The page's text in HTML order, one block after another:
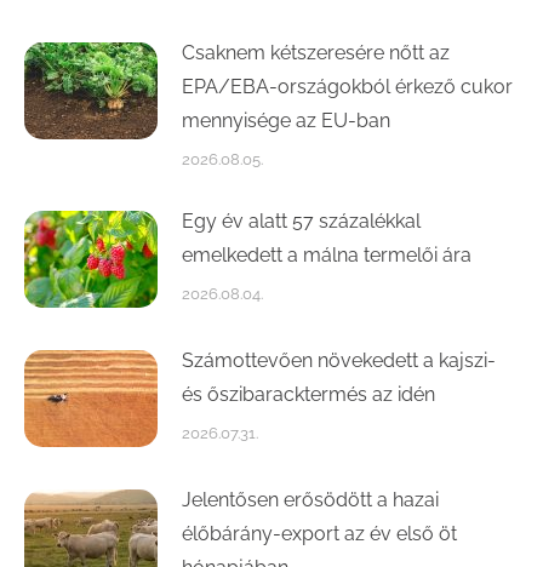
Csaknem kétszeresére nőtt az
EPA/EBA-országokból érkező cukor
mennyisége az EU-ban
2026.08.05.
Egy év alatt 57 százalékkal
emelkedett a málna termelői ára
2026.08.04.
Számottevően növekedett a kajszi-
és őszibaracktermés az idén
2026.07.31.
Jelentősen erősödött a hazai
élőbárány-export az év első öt